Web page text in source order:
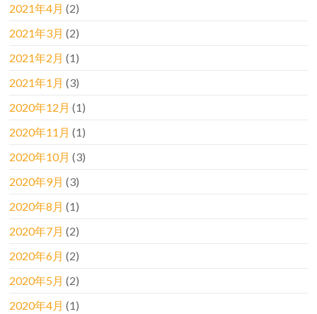
2021年4月 (2)
2021年3月 (2)
2021年2月 (1)
2021年1月 (3)
2020年12月 (1)
2020年11月 (1)
2020年10月 (3)
2020年9月 (3)
2020年8月 (1)
2020年7月 (2)
2020年6月 (2)
2020年5月 (2)
2020年4月 (1)